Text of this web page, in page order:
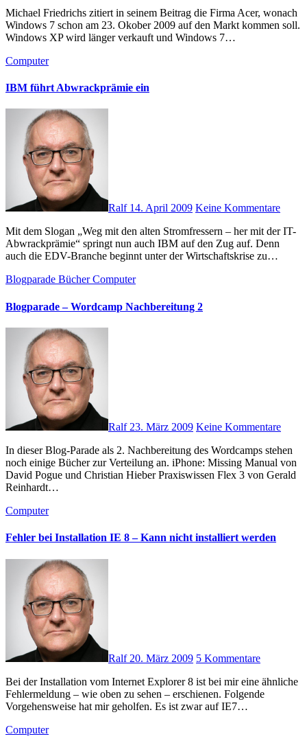
Michael Friedrichs zitiert in seinem Beitrag die Firma Acer, wonach
Windows 7 schon am 23. Okober 2009 auf den Markt kommen soll.
Windows XP wird länger verkauft und Windows 7…
Computer
IBM führt Abwrackprämie ein
Ralf 14. April 2009 Keine Kommentare
Mit dem Slogan „Weg mit den alten Stromfressern – her mit der IT-
Abwrackprämie“ springt nun auch IBM auf den Zug auf. Denn
auch die EDV-Branche beginnt unter der Wirtschaftskrise zu…
Blogparade BücherComputer
Blogparade – Wordcamp Nachbereitung 2
Ralf 23. März 2009 Keine Kommentare
In dieser Blog-Parade als 2. Nachbereitung des Wordcamps stehen
noch einige Bücher zur Verteilung an. iPhone: Missing Manual von
David Pogue und Christian Hieber Praxiswissen Flex 3 von Gerald
Reinhardt…
Computer
Fehler bei Installation IE 8 – Kann nicht installiert werden
Ralf 20. März 2009 5 Kommentare
Bei der Installation vom Internet Explorer 8 ist bei mir eine ähnliche
Fehlermeldung – wie oben zu sehen – erschienen. Folgende
Vorgehensweise hat mir geholfen. Es ist zwar auf IE7…
Computer